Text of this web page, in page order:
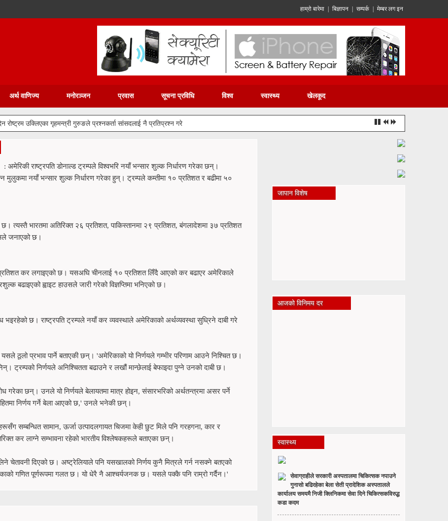
हाम्रो बारेमा बिज्ञापन सम्पर्क मेम्बर लग इन
अर्थ वाणिज्य मनोरञ्जन प्रवास सूचना प्रविधि विश्व स्वास्थ्य खेलकूद
रोष्ट्रम उक्लिएका गृहमन्त्री गुरुङले प्रश्नकर्ता सांसदलाई नै प्रतिप्रश्न गरे
: अमेरिकी राष्ट्रपति डोनाल्ड ट्रम्पले विश्वभरि नयाँ भन्सार शुल्क निर्धारण गरेका छन्।
मुलुकमा नयाँ भन्सार शुल्क निर्धारण गरेका हुन्। ट्रम्पले कम्तीमा १० प्रतिशत र बढीमा ५०
त्यस्तै भारतमा अतिरिक्त २६ प्रतिशत, पाकिस्तानमा २९ प्रतिशत, बंगलादेशमा ३७ प्रतिशत
जनाएको छ।
कर लगाइएको छ। यसअघि चीनलाई १० प्रतिशत लिँदै आएको कर बढाएर अमेरिकाले
बढाइएको ह्वाइट हाउसले जारी गरेको विज्ञप्तिमा भनिएको छ।
भइरहेको छ। राष्ट्रपति ट्रम्पले नयाँ कर व्यवस्थाले अमेरिकाको अर्थव्यवस्था सुध्रिने दाबी गरे
ठूलो प्रभाव पार्ने बताएकी छन्। 'अमेरिकाको यो निर्णयले गम्भीर परिणाम आउने निश्चित छ।
ट्रम्पको निर्णयले अनिश्चितता बढाउने र लखौं मान्छेलाई बेफाइदा पुग्ने उनको दाबी छ।
गरेका छन्। उनले यो निर्णयले बेलायतमा मात्र होइन, संसारभरिको अर्थतन्त्रमा असर पर्ने
निर्णय गर्ने बेला आएको छ,' उनले भनेकी छन्।
सम्बन्धित सामान, ऊर्जा उत्पादलगायत चिजमा केही छुट मिले पनि गरहगना, कार र
कर लाग्ने सम्भावना रहेको भारतीय विश्लेषकहरूले बताएका छन्।
चेतावनी दिएको छ। अष्ट्रेलियाले पनि यसखालको निर्णय कुनै मित्रले गर्न नसक्ने बतएको
गणित पूर्णरूपमा गलत छ। यो धेरै नै आश्चर्यजनक छ। यसले पक्कै पनि राम्रो गर्दैन।'
जापान विशेष
आजको विनिमय दर
स्वास्थ्य
सेवाग्राहीले सरकारी अस्पतालमा चिकित्सक नपाउने
गुनासो बढिरहेका बेला सेती प्रादेशिक अस्पतालले
कार्यालय समयमै निजी क्लिनिकमा सेवा दिने चिकित्सकविरुद्ध
कडा कदम